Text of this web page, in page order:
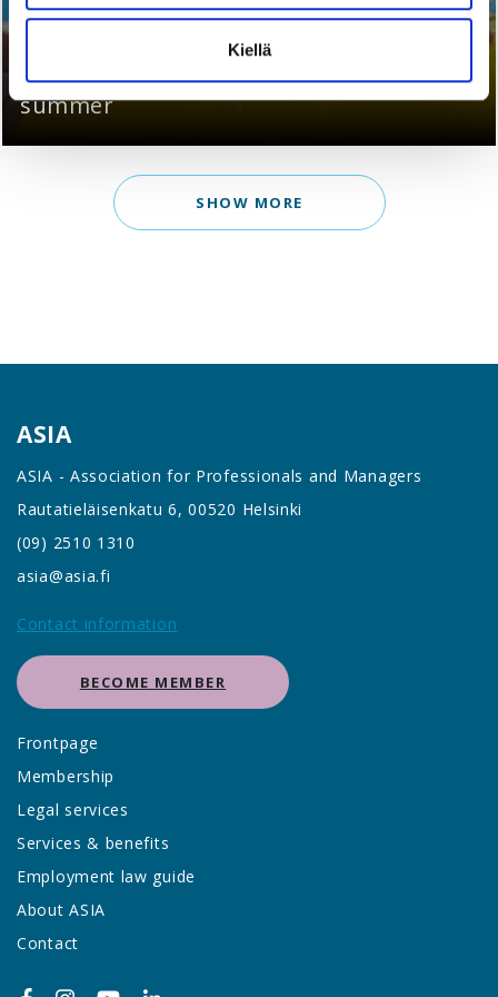
Kiellä
Make the most of your valuable
membership benefits during the
summer
SHOW MORE
ASIA
ASIA - Association for Professionals and Managers
Rautatieläisenkatu 6, 00520 Helsinki
(09) 2510 1310
asia@asia.fi
Contact information
BECOME MEMBER
Frontpage
Membership
Legal services
Services & benefits
Employment law guide
About ASIA
Contact